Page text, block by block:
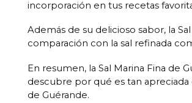
incorporación en tus recetas
Además de su delicioso sabor, la
comparación con la sal refinada
En resumen, la Sal Marina Fina de
descubre por qué es tan
de Guérande.